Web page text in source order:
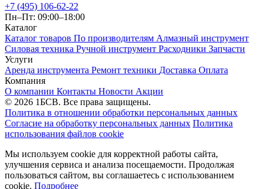
+7 (495) 106-62-22
Пн–Пт: 09:00–18:00
Каталог
Каталог товаров По производителям Алмазный инструмент
Силовая техника Ручной инструмент Расходники Запчасти
Услуги
Аренда инструмента Ремонт техники Доставка Оплата
Компания
О компании Контакты Новости Акции
© 2026 1БСВ. Все права защищены.
Политика в отношении обработки персональных данных
Согласие на обработку персональных данных Политика
использования файлов cookie
Мы используем cookie для корректной работы сайта,
улучшения сервиса и анализа посещаемости. Продолжая
пользоваться сайтом, вы соглашаетесь с использованием
cookie. Подробнее